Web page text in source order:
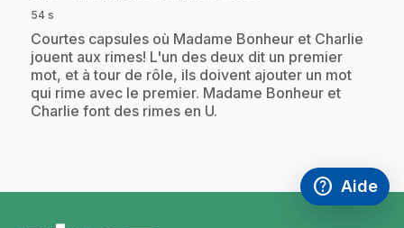
54 s
.Courtes capsules où Madame Bonheur et Charlie
jouent aux rimes! L'un des deux dit un premier
mot, et à tour de rôle, ils doivent ajouter un mot
qui rime avec le premier. Madame Bonheur et
Charlie font des rimes en U.
help
Accéder à
Aide
,Ce lien